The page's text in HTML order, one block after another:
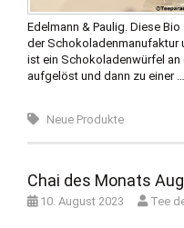
Edelmann & Paulig. Diese
der Schokoladenmanufaktur
ist ein Schokoladenwürfel an
aufgelöst und dann zu einer …
Neue Produkte
Chai des Monats
10. August 2023 Tee